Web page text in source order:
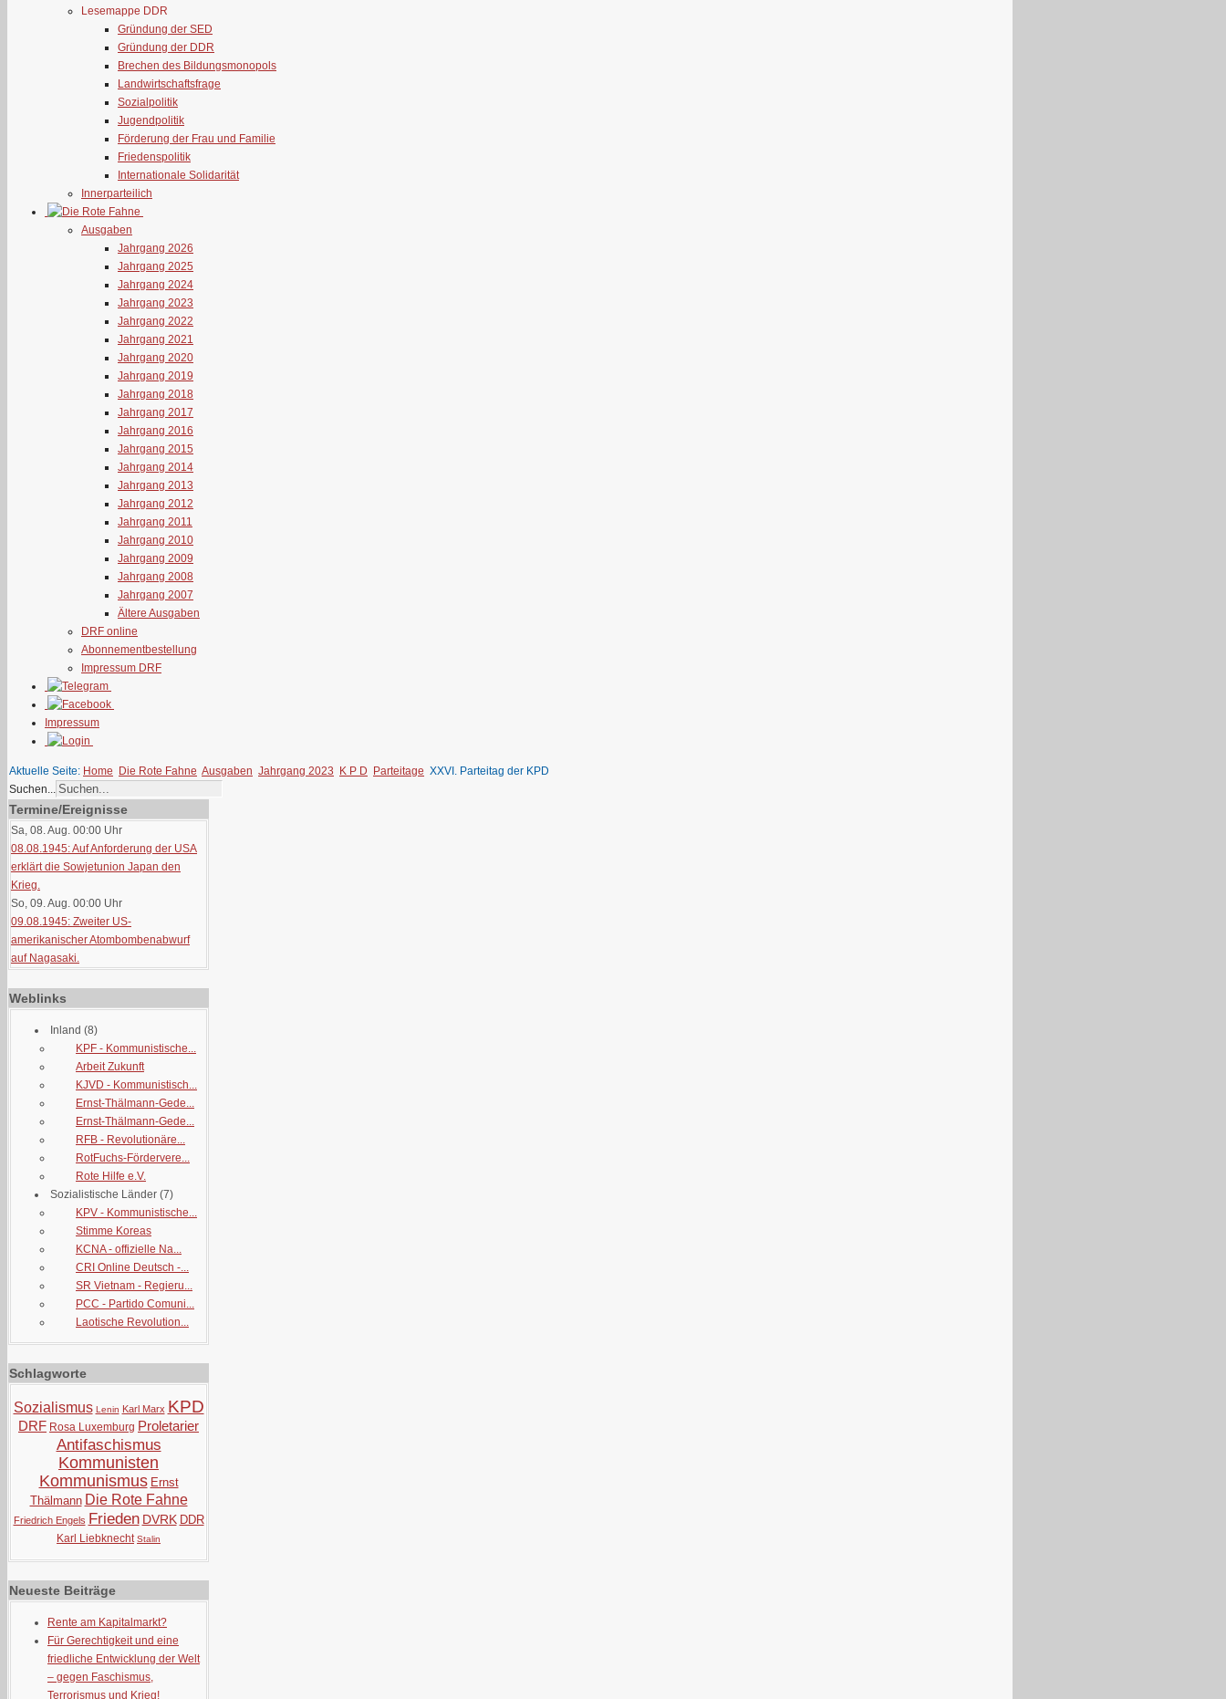
Lesemappe DDR
Gründung der SED
Gründung der DDR
Brechen des Bildungsmonopols
Landwirtschaftsfrage
Sozialpolitik
Jugendpolitik
Förderung der Frau und Familie
Friedenspolitik
Internationale Solidarität
Innerparteilich
Ausgaben
Jahrgang 2026
Jahrgang 2025
Jahrgang 2024
Jahrgang 2023
Jahrgang 2022
Jahrgang 2021
Jahrgang 2020
Jahrgang 2019
Jahrgang 2018
Jahrgang 2017
Jahrgang 2016
Jahrgang 2015
Jahrgang 2014
Jahrgang 2013
Jahrgang 2012
Jahrgang 2011
Jahrgang 2010
Jahrgang 2009
Jahrgang 2008
Jahrgang 2007
Ältere Ausgaben
DRF online
Abonnementbestellung
Impressum DRF
Impressum
Aktuelle Seite: Home Die Rote Fahne Ausgaben Jahrgang 2023 K P D Parteitage XXVI. Parteitag der KPD
Suchen...
Termine/Ereignisse
Sa, 08. Aug. 00:00 Uhr
08.08.1945: Auf Anforderung der USA
erklärt die Sowjetunion Japan den
Krieg.
So, 09. Aug. 00:00 Uhr
09.08.1945: Zweiter US-
amerikanischer Atombombenabwurf
auf Nagasaki.
Weblinks
Inland (8)
KPF - Kommunistische...
Arbeit Zukunft
KJVD - Kommunistisch...
Ernst-Thälmann-Gede...
Ernst-Thälmann-Gede...
RFB - Revolutionäre...
RotFuchs-Fördervere...
Rote Hilfe e.V.
Sozialistische Länder (7)
KPV - Kommunistische...
Stimme Koreas
KCNA - offizielle Na...
CRI Online Deutsch -...
SR Vietnam - Regieru...
PCC - Partido Comuni...
Laotische Revolution...
Schlagworte
Sozialismus Lenin Karl Marx KPD
DRF Rosa Luxemburg Proletarier
Antifaschismus
Kommunisten
Kommunismus Ernst
Thälmann Die Rote Fahne
Friedrich Engels Frieden DVRK DDR
Karl Liebknecht Stalin
Neueste Beiträge
Rente am Kapitalmarkt?
Für Gerechtigkeit und eine
friedliche Entwicklung der Welt
– gegen Faschismus,
Terrorismus und Krieg!